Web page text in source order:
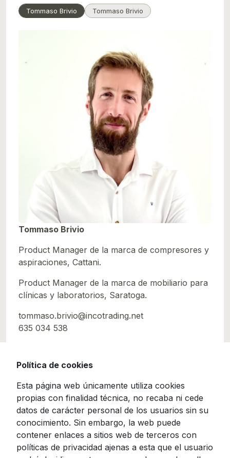
Tommaso Brivio Tommaso Brivio
Tommaso Brivio
Product Manager de la marca de compresores y
aspiraciones, Cattani.
Product Manager de la marca de mobiliario para
clínicas y laboratorios, Saratoga.
tommaso.brivio@incotrading.net
635 034 538
Política de cookies
Esta página web únicamente utiliza cookies
propias con finalidad técnica, no recaba ni cede
datos de carácter personal de los usuarios sin su
conocimiento. Sin embargo, la web puede
contener enlaces a sitios web de terceros con
políticas de privacidad ajenas a esta que el usuario